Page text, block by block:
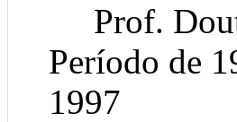
Prof.
Período de
1997